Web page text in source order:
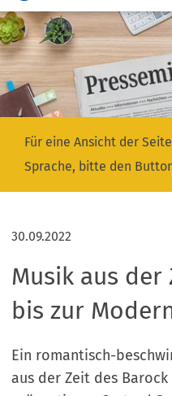
Für eine Ansicht der
Sprache, bitte den
30.09.2022
Musik aus der
bis zur
Ein romantisch-
aus der Zeit des